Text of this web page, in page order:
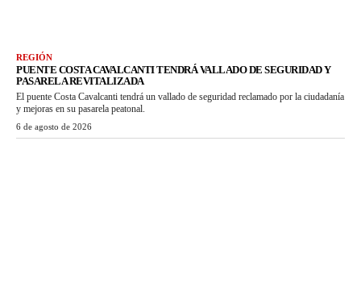
REGIÓN
PUENTE COSTA CAVALCANTI TENDRÁ VALLADO DE SEGURIDAD Y
PASARELA REVITALIZADA
El puente Costa Cavalcanti tendrá un vallado de seguridad reclamado por la ciudadanía
y mejoras en su pasarela peatonal.
6 de agosto de 2026